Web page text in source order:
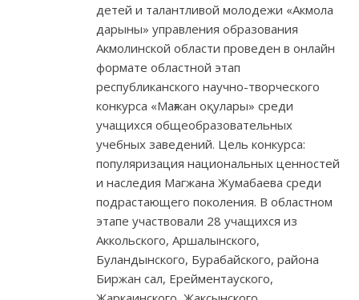
детей и талантливой молодежи «Акмола
дарыны» управления образования
Акмолинской области проведен в онлайн
формате областной этап
республиканского научно-творческого
конкурса «Мағжан оқулары» среди
учащихся общеобразовательных
учебных заведений. Цель конкурса:
популяризация национальных ценностей
и наследия Магжана Жумабаева среди
подрастающего поколения. В областном
этапе участвовали 28 учащихся из
Аккольского, Аршалынского,
Буландынского, Бурабайского, района
Биржан сал, Ерейментауского,